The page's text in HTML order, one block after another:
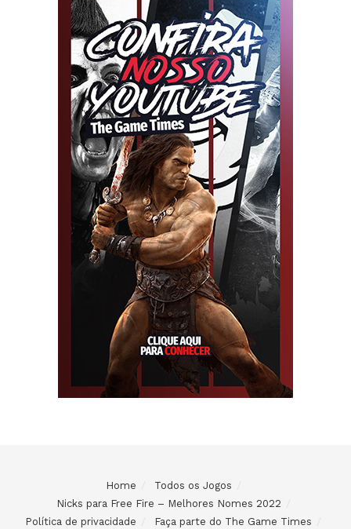
Home
Todos os Jogos
Nicks para Free Fire – Melhores Nomes 2022
Política de privacidade
Faça parte do The Game Times